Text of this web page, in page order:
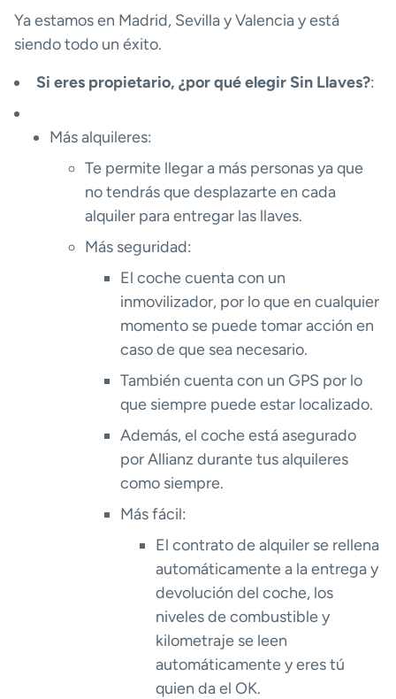
Ya estamos en Madrid, Sevilla y Valencia y está
siendo todo un éxito.
Si eres propietario, ¿por qué elegir Sin Llaves?:
Más alquileres:
Te permite llegar a más personas ya que
no tendrás que desplazarte en cada
alquiler para entregar las llaves.
Más seguridad:
El coche cuenta con un
inmovilizador, por lo que en cualquier
momento se puede tomar acción en
caso de que sea necesario.
También cuenta con un GPS por lo
que siempre puede estar localizado.
Además, el coche está asegurado
por Allianz durante tus alquileres
como siempre.
Más fácil:
El contrato de alquiler se rellena
automáticamente a la entrega y
devolución del coche, los
niveles de combustible y
kilometraje se leen
automáticamente y eres tú
quien da el OK.